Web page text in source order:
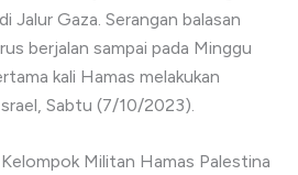
Jalur Gaza. Serangan balasan
berjalan sampai pada Minggu
kali Hamas melakukan
Sabtu (7/10/2023).
Militan Hamas Palestina